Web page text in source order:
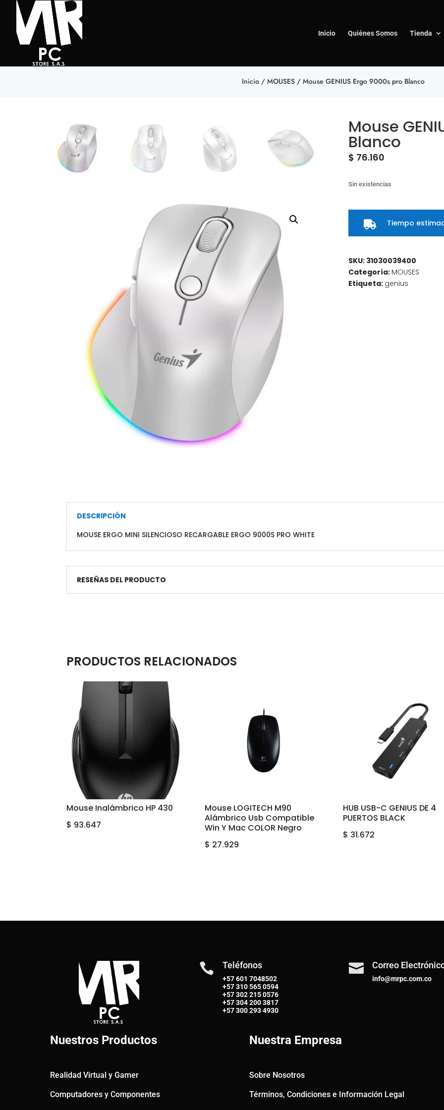
Inicio Quiénes Somos Tienda
Inicio/ MOUSES/ Mouse GENIUS Ergo 9000s pro Blanco
Mouse
Blanco
$ 76.160
Sin existencias
 Tiempo
SKU: 31030039400
Categoría: MOUSES
Etiqueta: genius
DESCRIPCIÓN
MOUSE ERGO MINI SILENCIOSO RECARGABLE ERGO 9000S PRO WHITE
RESEÑAS DEL PRODUCTO
PRODUCTOS RELACIONADOS
Mouse Inalámbrico HP 430
$ 93.647
Mouse LOGITECH M90
Alámbrico Usb Compatible
Win Y Mac COLOR Negro
$ 27.929
HUB USB-C GENIUS DE 4
PUERTOS BLACK
$ 31.672
 Teléfonos
+57 601 7048502
+57310 565 0594
+57302 215 0576
+57304 200 3817
+57300 293 4930
 Correo
info@mrpc.com.co
Nuestros Productos
Realidad Virtual y Gamer
Computadores y Componentes
Nuestra Empresa
Sobre Nosotros
Términos, Condiciones e Información Legal